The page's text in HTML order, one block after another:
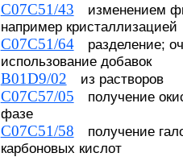
C07C51/43 изменением
например кристаллизацией
C07C51/64разделение;
использование добавок
B01D9/02 из растворов
C07C57/05 получение
фазе
C07C51/58 получение
карбоновых кислот